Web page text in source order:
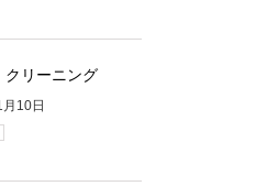
リーニング
10日